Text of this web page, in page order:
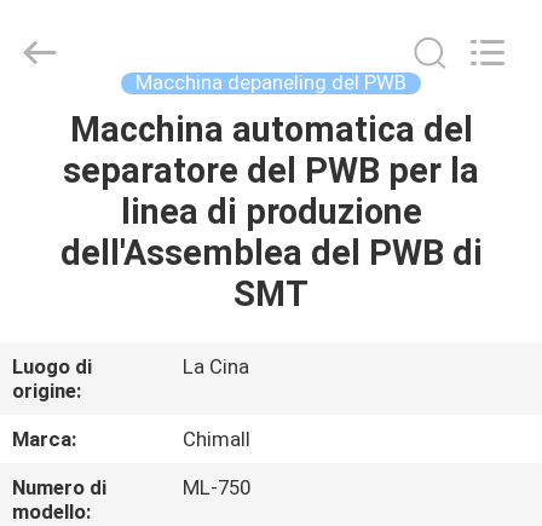
CASA
PRODOTTI
GIRO
DELLA
FABBRICA
Technology
Macchina depaneling del PWB
Macchina automatica del
separatore del PWB per la
linea di produzione
dell'Assemblea del PWB di
SMT
Luogo di
origine:
La Cina
Marca:
Chimall
Numero di
modello:
ML-750